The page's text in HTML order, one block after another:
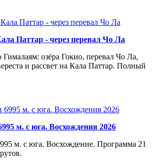
Паттар - через перевал Чо Ла
озёра Гокио, перевал Чо Ла,
и рассвет на Кала Паттар. Полный
м. c юга. Восхождения 2026
м. с юга. Восхождение. Программа 21